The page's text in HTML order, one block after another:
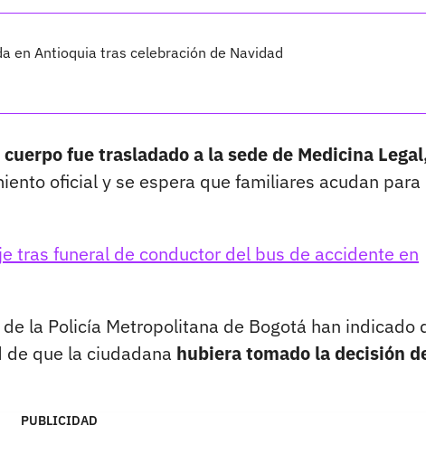
en Antioquia tras celebración de Navidad
fue trasladado a la sede de Medicina
oficial y se espera que familiares acudan para
tras funeral de conductor del bus de accidente en
la Policía Metropolitana de Bogotá han indicado
que la ciudadana hubiera tomado la decisión
PUBLICIDAD